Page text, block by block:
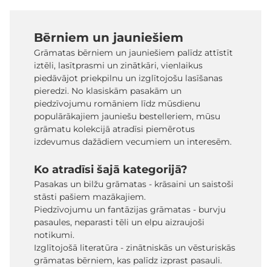
Bērniem un jauniešiem
Grāmatas bērniem un jauniešiem palīdz attīstīt
iztēli, lasītprasmi un zinātkāri, vienlaikus
piedāvājot priekpilnu un izglītojošu lasīšanas
pieredzi. No klasiskām pasakām un
piedzīvojumu romāniem līdz mūsdienu
populārākajiem jauniešu bestelleriem, mūsu
grāmatu kolekcijā atradīsi piemērotus
izdevumus dažādiem vecumiem un interesēm.
Ko atradīsi šajā kategorijā?
Pasakas un bilžu grāmatas - krāsaini un saistoši
stāsti pašiem mazākajiem.
Piedzīvojumu un fantāzijas grāmatas - burvju
pasaules, neparasti tēli un elpu aizraujoši
notikumi.
Izglītojošā literatūra - zinātniskās un vēsturiskās
grāmatas bērniem, kas palīdz izprast pasauli.